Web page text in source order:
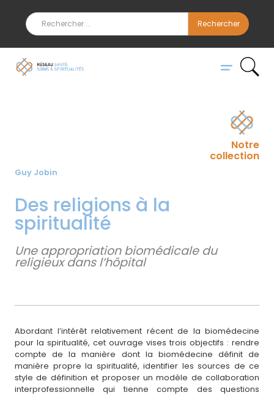
Notre
collection
Guy Jobin
Des religions à la
spiritualité
Une appropriation biomédicale du
religieux dans l’hôpital
Abordant l’intérêt relativement récent de la biomédecine
pour la spiritualité, cet ouvrage vises trois objectifs : rendre
compte de la manière dont la biomédecine définit de
manière propre la spiritualité, identifier les sources de ce
style de définition et proposer un modèle de collaboration
interprofessionnelle qui tienne compte des questions